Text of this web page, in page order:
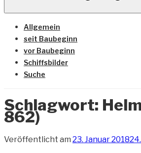
Allgemein
seit Baubeginn
vor Baubeginn
Schiffsbilder
Suche
Schlagwort:
862)
Veröffentlicht am 23. Januar 2018